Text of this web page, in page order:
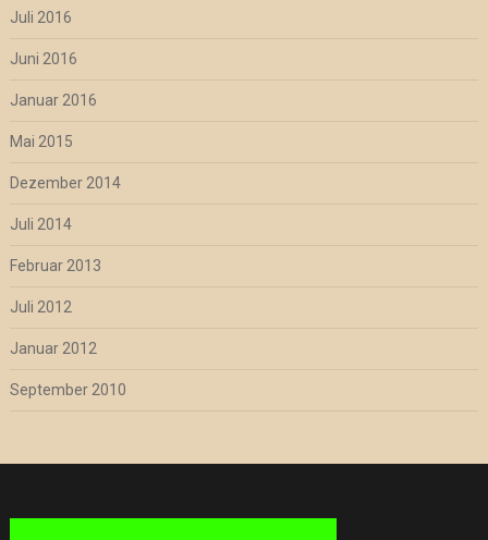
Juli 2016
Juni 2016
Januar 2016
Mai 2015
Dezember 2014
Juli 2014
Februar 2013
Juli 2012
Januar 2012
September 2010